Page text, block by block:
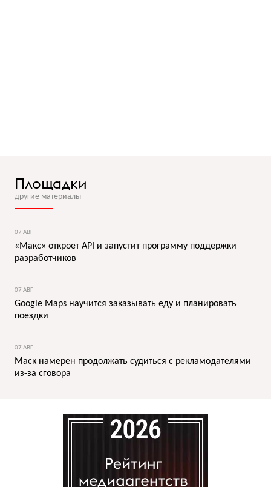
Площадки
другие материалы
07 АВГ
«Макс» откроет API и запустит программу поддержки
разработчиков
07 АВГ
Google Maps научится заказывать еду и планировать
поездки
07 АВГ
Маск намерен продолжать судиться с рекламодателями
из-за сговора